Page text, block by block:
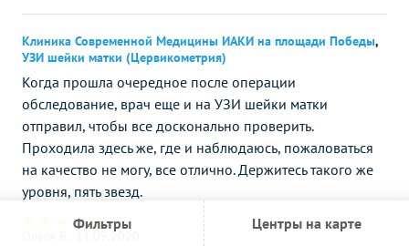
Фильтры Центры на карте
Клиника Современной Медицины ИАКИ на площади Победы,
УЗИ шейки матки (Цервикометрия)
Когда прошла очередное после операции
обследование, врач еще и на УЗИ шейки матки
отправил, чтобы все досконально проверить.
Проходила здесь же, где и наблюдаюсь, пожаловаться
на качество не могу, все отлично. Держитесь такого же
уровня, пять звезд.
Олеся В., 11.09.2020